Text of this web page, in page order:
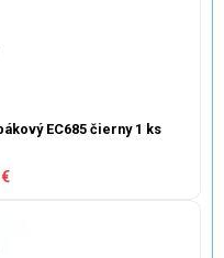
EC685 čierny 1 ks